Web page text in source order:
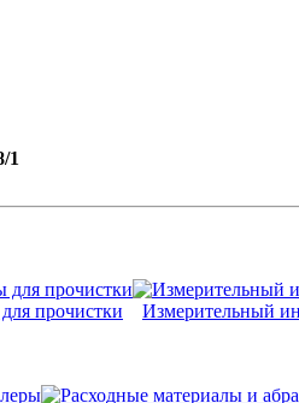
1
прочистки Измерительный